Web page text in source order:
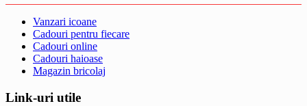
Vanzari icoane
Cadouri pentru fiecare
Cadouri online
Cadouri haioase
Magazin bricolaj
Link-uri utile